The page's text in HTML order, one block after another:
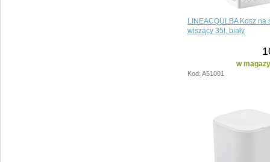
LINEACQULBA Kosz na
wiszący 35l, biały
w
Kod: A51001